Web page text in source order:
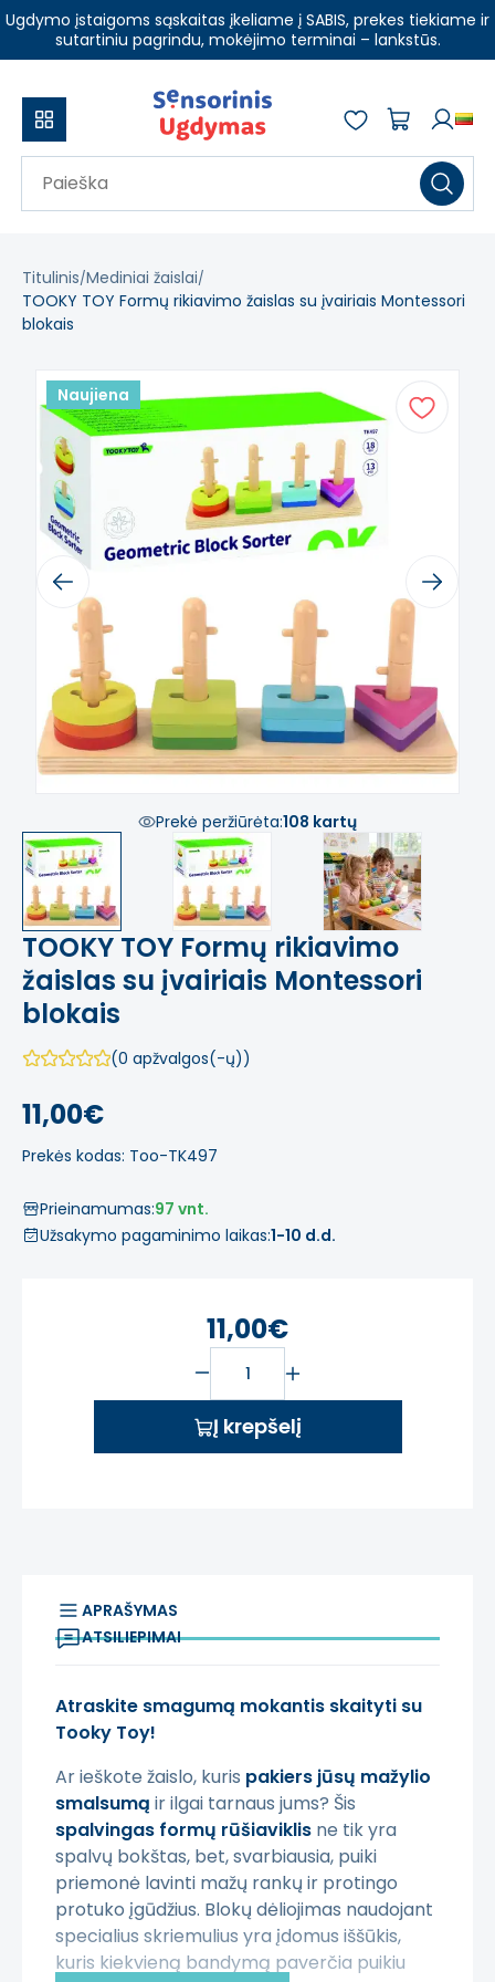
Ugdymo įstaigoms sąskaitas įkeliame į SABIS, prekes tiekiame ir
sutartiniu pagrindu, mokėjimo terminai – lankstūs.
Titulinis Mediniai žaislai
TOOKY TOY Formų rikiavimo žaislas su įvairiais Montessori
blokais
Naujiena
Previous Next
Prekė peržiūrėta:108 kartų
TOOKY TOY Formų rikiavimo
žaislas su įvairiais Montessori
blokais
(0 apžvalgos(-ų))
11,00€
Prekės kodas: Too-TK497
Prieinamumas:97 vnt.
Užsakymo pagaminimo laikas:1-10 d.d.
11,00€
Į krepšelį
APRAŠYMAS
ATSILIEPIMAI
Atraskite smagumą mokantis skaityti su
Tooky Toy!
Ar ieškote žaislo, kuris pakiers jūsų mažylio
smalsumą ir ilgai tarnaus jums? Šis
spalvingas formų rūšiaviklis ne tik yra
spalvų bokštas, bet, svarbiausia, puiki
priemonė lavinti mažų rankų ir protingo
protuko įgūdžius. Blokų dėliojimas naudojant
specialius skriemulius yra įdomus iššūkis,
kuris kiekvieną bandymą paverčia puikiu